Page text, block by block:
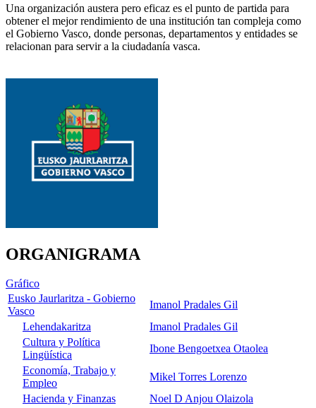
Una organización austera pero eficaz es el punto de partida para
obtener el mejor rendimiento de una institución tan compleja como
el Gobierno Vasco, donde personas, departamentos y entidades se
relacionan para servir a la ciudadanía vasca.
ORGANIGRAMA
Gráfico
Eusko Jaurlaritza - Gobierno
Vasco
Imanol Pradales Gil
Lehendakaritza
Imanol Pradales Gil
Cultura y Política
Lingüística
Ibone Bengoetxea Otaolea
Economía, Trabajo y
Empleo
Mikel Torres Lorenzo
Hacienda y Finanzas
Noel D Anjou Olaizola